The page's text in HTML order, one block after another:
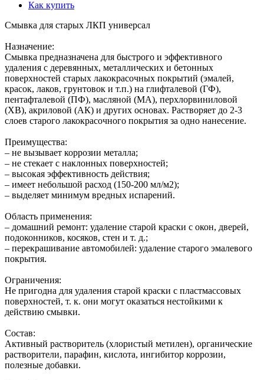
Как купить
Смывка для старых ЛКП универсал
Назначение:
Смывка предназначена для быстрого и эффективного
удаления с деревянных, металлических и бетонных
поверхностей старых лакокрасочных покрытий (эмалей,
красок, лаков, грунтовок и т.п.) на глифталевой (ГФ),
пентафталевой (ПФ), масляной (МА), перхлорвиниловой
(ХВ), акриловой (АК) и других основах. Растворяет до 2-3
слоев старого лакокрасочного покрытия за одно нанесение.
Преимущества:
– не вызывает коррозии металла;
– не стекает с наклонных поверхностей;
– высокая эффективность действия;
– имеет небольшой расход (150-200 мл/м2);
– выделяет минимум вредных испарений.
Область применения:
– домашний ремонт: удаление старой краски с окон, дверей,
подоконников, косяков, стен и т. д.;
– перекрашивание автомобилей: удаление старого эмалевого
покрытия.
Ограничения:
Не пригодна для удаления старой краски с пластмассовых
поверхностей, т. к. они могут оказаться нестойкими к
действию смывки.
Состав:
Активный растворитель (хлористый метилен), органические
растворители, парафин, кислота, ингибитор коррозии,
полезные добавки.